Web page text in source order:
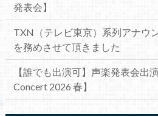
発表会】
TXN（テレビ東京）系列アナウ
を務めさせて頂きました
【誰でも出演可】声楽発表会出
Concert 2026 春】